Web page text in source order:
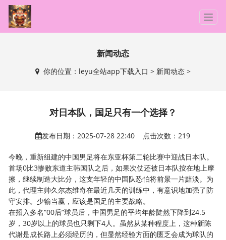
T
t
i
o
n
新闻动态
你的位置： leyu全站app下载入口 > 新闻动态>
对日本队，国足只有一个选择？
发布日期：2025-07-28 22:40 点击次数：219
今晚，重新组建的中国男足将在东亚杯第二轮比赛中迎战日本队。
首场0比3惨败东道主韩国队之后，如果次仗还被日本队按在地上摩
擦，继续制造大比分，这支年轻的中国队恐怕将前景一片黯淡。为
此，代理主帅久尔杰维奇在最近几天的训练中，有意识地加强了防
守安排。少输当赢，应该是国足的主要战略。
在招入多名“00后”球员后，中国男足的平均年龄陡然下降到24.5
岁，30岁以上的球员也只剩下4人。虽然从某种程度上，这种新陈
代谢是成长路上必须经历的，但显然经验方面的匮乏会成为球队的